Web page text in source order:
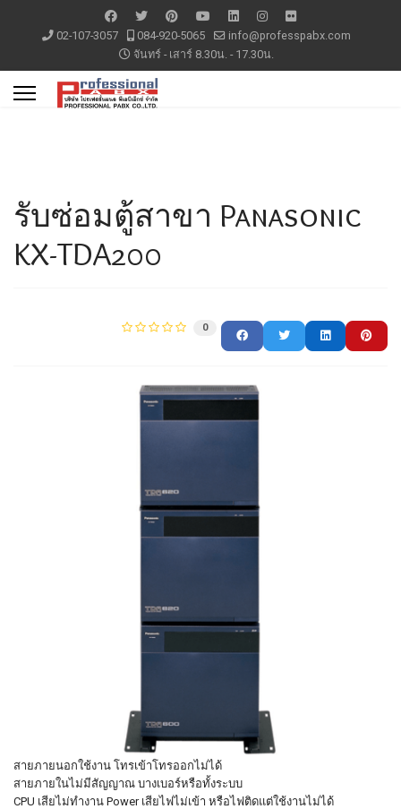
02-107-3057 084-920-5065
info@professpabx.com
จันทร์ - เสาร์ 8.30น. - 17.30น.
รับซ่อมตู้สาขา Panasonic
KX-TDA200
0
สายภายนอกใช้งาน โทรเข้าโทรออกไม่ได้
สายภายในไม่มีสัญญาณ บางเบอร์หรือทั้งระบบ
CPU เสียไม่ทำงาน Power เสียไฟไม่เข้า หรือไฟติดแต่ใช้งานไม่ได้